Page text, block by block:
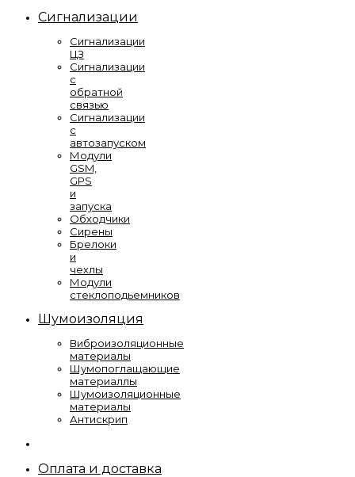
Сигнализации
Сигнализации
ЦЗ
Сигнализации
с
обратной
связью
Сигнализации
с
автозапуском
Модули
GSM,
GPS
и
запуска
Обходчики
Сирены
Брелоки
и
чехлы
Модули
стеклоподьемников
Шумоизоляция
Виброизоляционные
материалы
Шумопоглащающие
материаллы
Шумоизоляционные
материалы
Антискрип
Оплата и доставка